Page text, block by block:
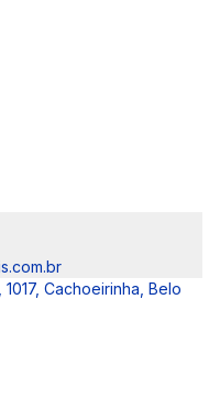
Cachoeirinha, Belo